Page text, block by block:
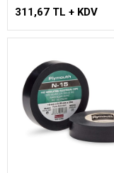
311,67 TL + KDV